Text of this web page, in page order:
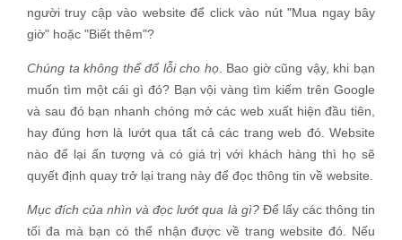
người truy cập vào website để click vào nút "Mua ngay bây
giờ" hoặc "Biết thêm"?
Chúng ta không thể đổ lỗi cho họ. Bao giờ cũng vậy, khi bạn
muốn tìm một cái gì đó? Bạn vội vàng tìm kiếm trên Google
và sau đó bạn nhanh chóng mở các web xuất hiện đầu tiên,
hay đúng hơn là lướt qua tất cả các trang web đó. Website
nào để lại ấn tượng và có giá trị với khách hàng thì họ sẽ
quyết định quay trở lại trang này để đọc thông tin về website.
Mục đích của nhìn và đọc lướt qua là gì?Để lấy các thông tin
tối đa mà bạn có thể nhận được về trang website đó. Nếu